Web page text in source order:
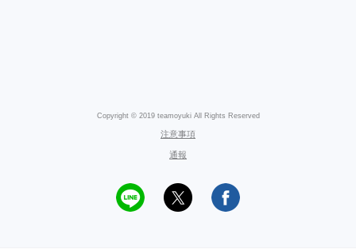
Copyright © 2019 teamoyuki All Rights Reserved
注意事項
通報